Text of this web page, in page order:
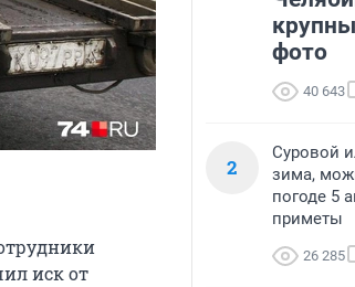
иск от
фото
40 643
2
Суровой
зима,
погоде 5
приметы
26 285